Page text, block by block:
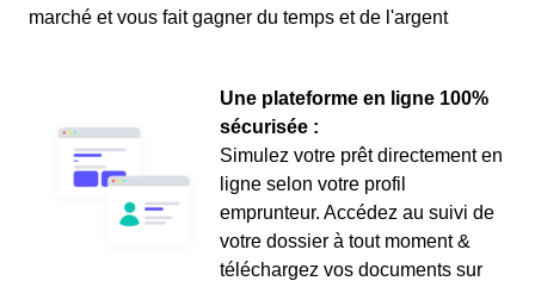
marché et vous fait gagner du temps et de l'argent
Une plateforme en ligne 100%
sécurisée :
Simulez votre prêt directement en
ligne selon votre profil
emprunteur. Accédez au suivi de
votre dossier à tout moment &
téléchargez vos documents sur